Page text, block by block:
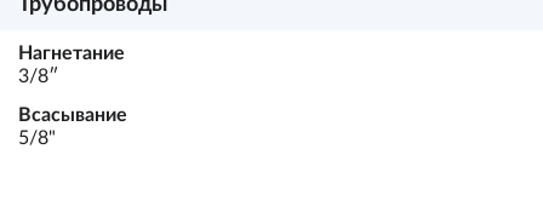
Трубопроводы
Нагнетание
3/8ʺ
Всасывание
5/8"